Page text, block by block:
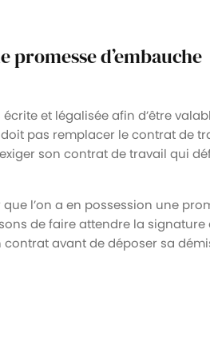
promesse d’embauche
et légalisée afin d’être
pas remplacer le contrat de
son contrat de travail qui
l’on a en possession une
de faire attendre la
avant de déposer sa